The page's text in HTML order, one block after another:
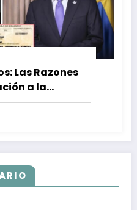
Las Razones
a la